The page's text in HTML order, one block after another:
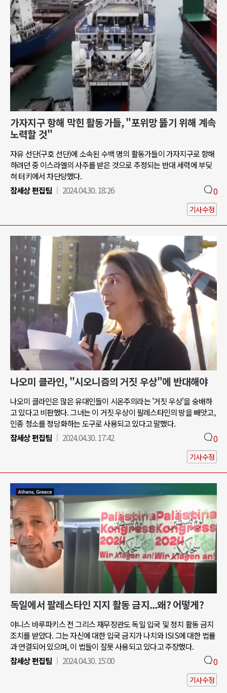
가자지구 항해 막힌 활동가들, "포위망 뚫기 위해 계속
노력할 것"
자유 선단(구호 선단)에 소속된 수백 명의 활동가들이 가자지구로 항해
하려던 중 이스라엘의 사주를 받은 것으로 추정되는 반대 세력에 부딪
혀 터키에서 차단당했다.
참세상 편집팀
2024.04.30. 18:26 0
기사수정
나오미 클라인, "시오니즘의 거짓 우상"에 반대해야
나오미 클라인은 많은 유대인들이 시온주의라는 '거짓 우상'을 숭배하
고 있다고 비판했다. 그녀는 이 거짓 우상이 팔레스타인의 땅을 빼앗고,
인종 청소를 정당화하는 도구로 사용되고 있다고 말했다.
참세상 편집팀
2024.04.30. 17:42 0
기사수정
독일에서 팔레스타인 지지 활동 금지...왜? 어떻게?
야니스 바루파키스 전 그리스 재무장관도 독일 입국 및 정치 활동 금지
조치를 받았다. 그는 자신에 대한 입국 금지가 나치와 ISIS에 대한 법률
과 연결되어 있으며, 이 법들이 잘못 사용되고 있다고 주장했다.
참세상 편집팀
2024.04.30. 15:00 0
기사수정